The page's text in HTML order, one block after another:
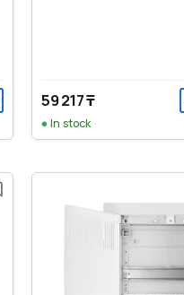
59 217 ₸
In stock